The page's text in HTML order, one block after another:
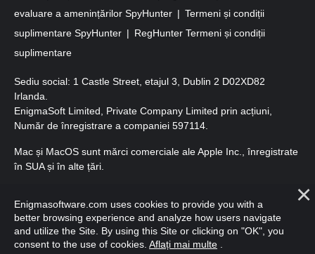
evaluare a amenințărilor SpyHunter
Termeni și condiții
suplimentare SpyHunter
RegHunter Termeni și condiții
suplimentare
Sediu social: 1 Castle Street, etajul 3, Dublin 2 D02XD82
Irlanda.
EnigmaSoft Limited, Private Company Limited prin acțiuni,
Număr de înregistrare a companiei 597114.
Mac și MacOS sunt mărci comerciale ale Apple Inc., înregistrate
în SUA și în alte țări.
rezervate.
Enigmasoftware.com uses cookies to provide you with a
better browsing experience and analyze how users navigate
and utilize the Site. By using this Site or clicking on "OK", you
consent to the use of cookies. Aflați mai multe